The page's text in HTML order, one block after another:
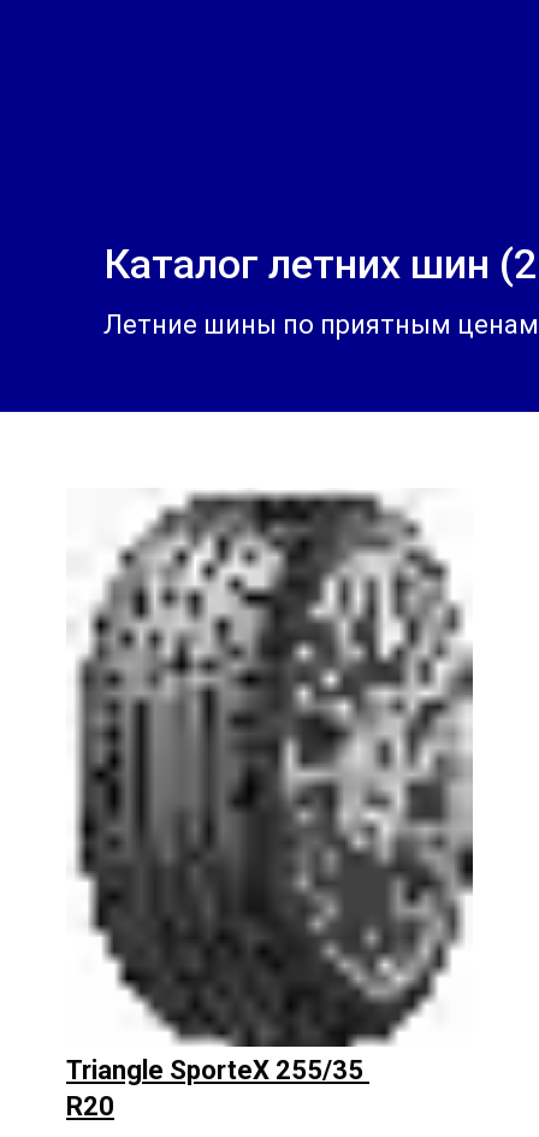
Летние шины по приятным
Каталог летних шин
Triangle SporteX 255/35
R20